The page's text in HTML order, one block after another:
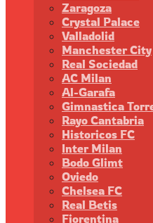
Zaragoza
Crystal Palace
Valladolid
Manchester City
Real Sociedad
AC Milan
Al-Garafa
Gimnastica
Rayo Cantabria
Historicos FC
Inter Milan
Bodo Glimt
Oviedo
Chelsea FC
Real Betis
Fiorentina